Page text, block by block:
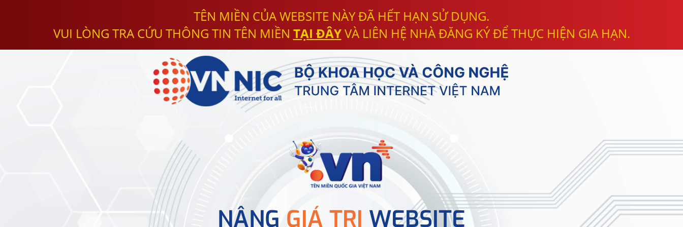
TÊN MIỀN CỦA WEBSITE NÀY ĐÃ HẾT HẠN SỬ DỤNG.
VUI LÒNG TRA CỨU THÔNG TIN TÊN MIỀN TẠI ĐÂYVÀ LIÊN HỆ NHÀ ĐĂNG KÝ ĐỂ THỰC HIỆN GIA HẠN.
NÂNG GIÁ TRỊ WEBSITE